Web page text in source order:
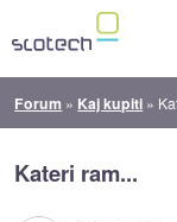
Forum » Kaj kupiti »
Kateri ram...